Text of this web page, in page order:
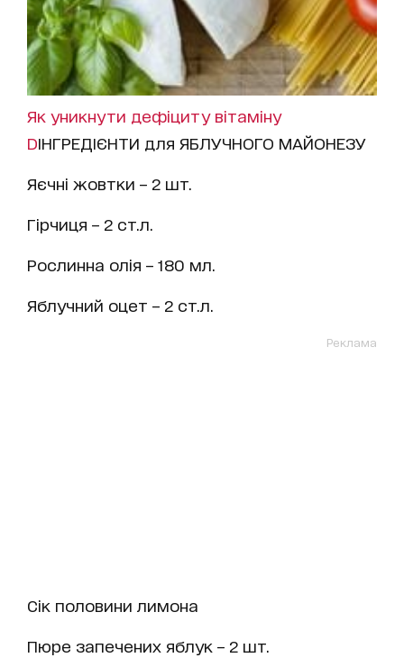
Як уникнути дефіциту вітаміну
DІНГРЕДІЄНТИ для ЯБЛУЧНОГО МАЙОНЕЗУ
Яєчні жовтки – 2 шт.
Гірчиця – 2 ст.л.
Рослинна олія – 180 мл.
Яблучний оцет – 2 ст.л.
Реклама
Сік половини лимона
Пюре запечених яблук – 2 шт.